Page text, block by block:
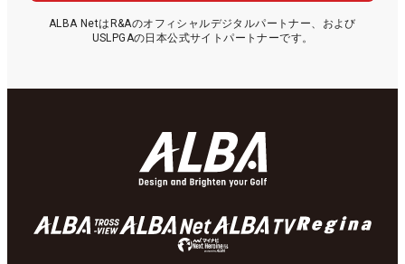
ALBA NetはR&Aのオフィシャルデジタルパートナー、および
USLPGAの日本公式サイトパートナーです。